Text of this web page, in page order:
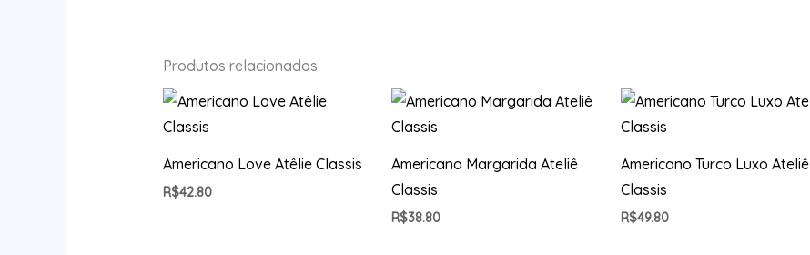
Produtos relacionados
Americano Love Atêlie Classis
R$42.80
Americano Margarida Ateliê
Classis
R$38.80
Americano Turco Luxo Ateliê
Classis
R$49.80